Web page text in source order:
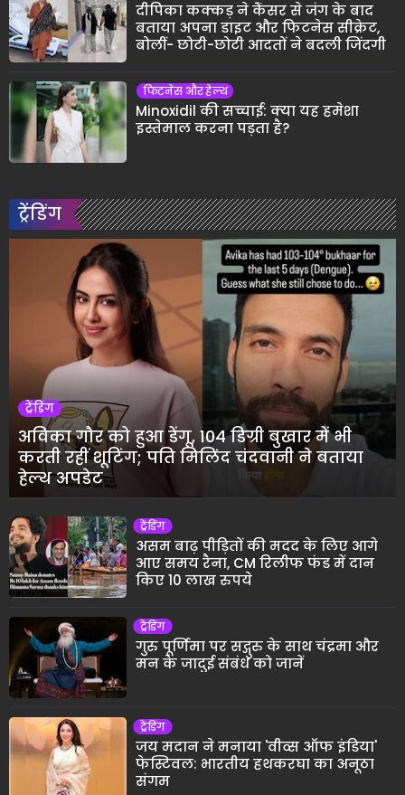
दीपिका कक्कड़ ने कैंसर से जंग के बाद
बताया अपना डाइट और फिटनेस सीक्रेट,
बोलीं- छोटी-छोटी आदतों ने बदली जिंदगी
फिटनेस और हेल्थ
Minoxidil की सच्चाई: क्या यह हमेशा
इस्तेमाल करना पड़ता है?
ट्रेंडिंग
ट्रेंडिंग
अविका गौर को हुआ डेंगू, 104 डिग्री बुखार में भी
करती रहीं शूटिंग; पति मिलिंद चंदवानी ने बताया
हेल्थ अपडेट
ट्रेंडिंग
असम बाढ़ पीड़ितों की मदद के लिए आगे
आए समय रैना, CM रिलीफ फंड में दान
किए 10 लाख रुपये
ट्रेंडिंग
गुरु पूर्णिमा पर सद्गुरु के साथ चंद्रमा और
मन के जादुई संबंध को जानें
ट्रेंडिंग
जय मदान ने मनाया 'वीव्स ऑफ इंडिया'
फेस्टिवल: भारतीय हथकरघा का अनूठा
संगम